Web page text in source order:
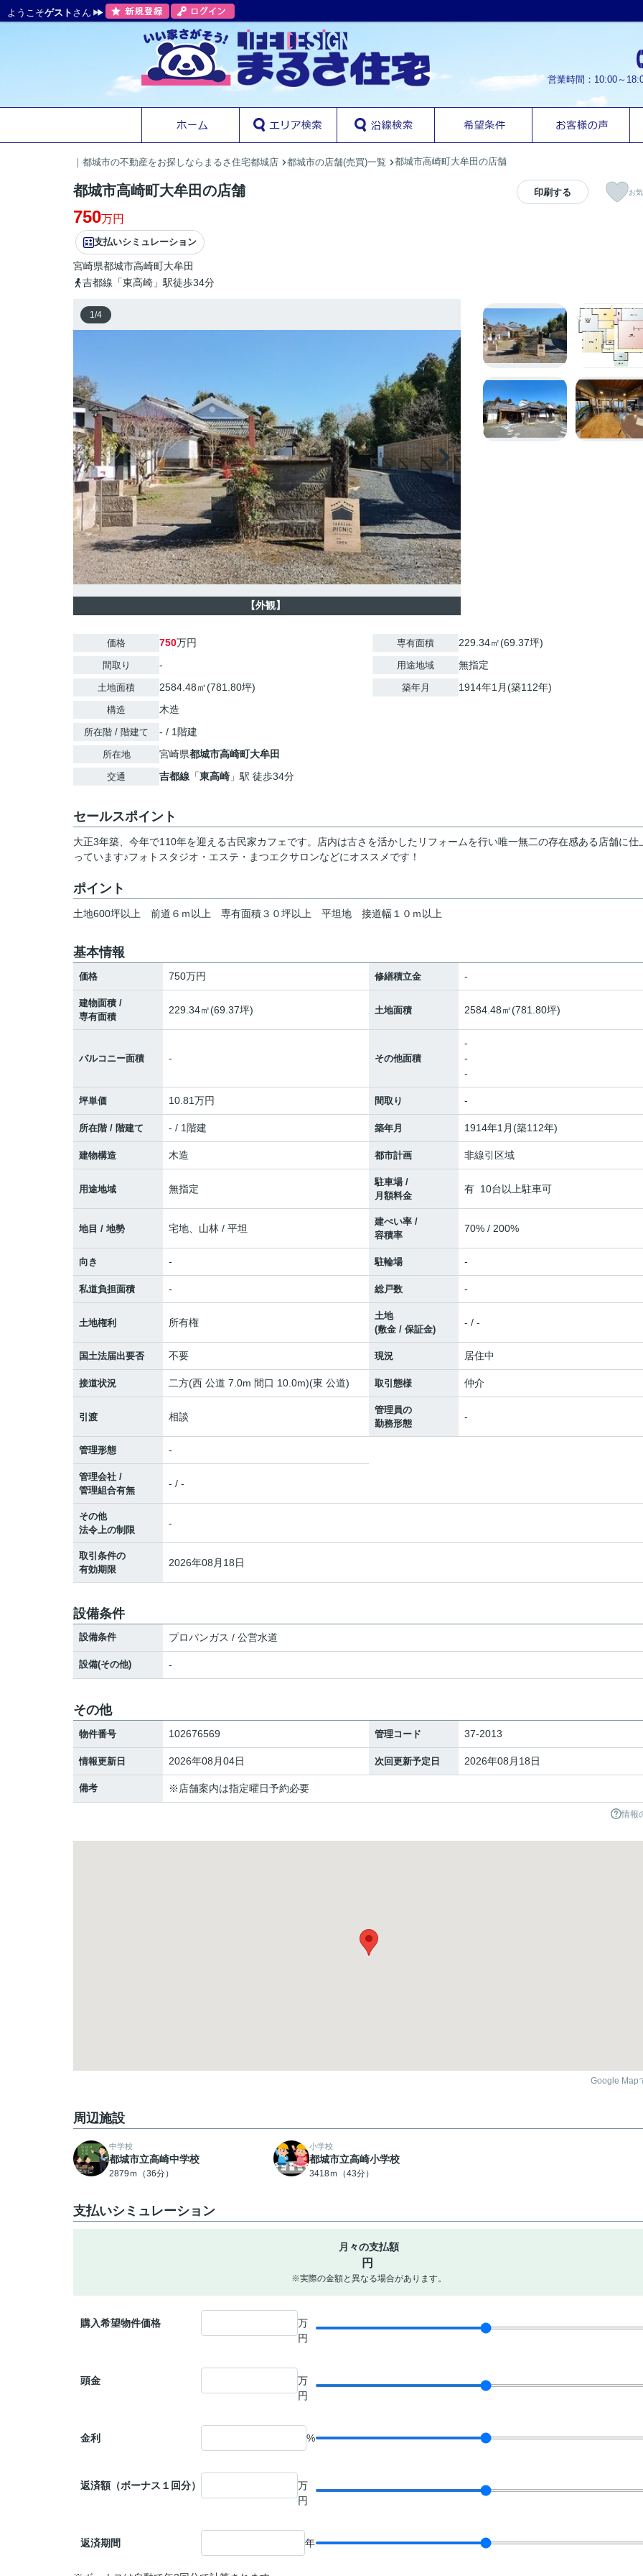
ようこそゲスト さん
営業時間：10:00～
｜都城市の不動産をお探しならまるさ住宅都城店 都城市の店舗(売買)一覧 都城市高崎町大牟田の店舗
都城市高崎町大牟田の店舗
750万円
支払いシミュレーション
宮崎県都城市高崎町大牟田
吉都線「東高崎」駅徒歩34分
印刷する お
1/4
【外観】
価格 750万円
間取り -
土地面積 2584.48㎡(781.80坪)
構造 木造
所在階 / 階建て - / 1階建
所在地 宮崎県都城市高崎町大牟田
交通 吉都線 「東高崎 」駅 徒歩34分
専有面積 229.34㎡(69.37坪)
用途地域 無指定
築年月 1914年1月(築112年)
セールスポイント
大正3年築、今年で110年を迎える古民家カフェです。店内は古さを活かしたリフォームを行い唯一無二の存在感ある店舗に仕
っています♪フォトスタジオ・エステ・まつエクサロンなどにオススメです！
ポイント
土地600坪以上 前道６ｍ以上 専有面積３０坪以上 平坦地 接道幅１０ｍ以上
基本情報
価格 750万円 修繕積立金 -
建物面積 /
専有面積
229.34㎡(69.37坪) 土地面積 2584.48㎡(781.80坪)
バルコニー面積 - その他面積
-
-
-
坪単価 10.81万円 間取り -
所在階 / 階建て - / 1階建 築年月 1914年1月(築112年)
建物構造 木造 都市計画 非線引区域
用途地域 無指定
駐車場 /
月額料金
有 10台以上駐車可
地目 / 地勢 宅地、山林 / 平坦
建ぺい率 /
容積率
70% / 200%
向き - 駐輪場 -
私道負担面積 - 総戸数 -
土地権利 所有権
土地
(敷金 / 保証金)
- / -
国土法届出要否 不要 現況 居住中
接道状況 二方(西 公道 7.0m 間口 10.0m)(東 公道) 取引態様 仲介
引渡 相談
管理員の
勤務形態
-
管理形態 -
管理会社 /
管理組合有無
- / -
その他
法令上の制限
-
取引条件の
有効期限
2026年08月18日
設備条件
設備条件 プロパンガス / 公営水道
設備(その他) -
その他
物件番号 102676569 管理コード 37-2013
情報更新日 2026年08月04日 次回更新予定日 2026年08月18日
備考 ※店舗案内は指定曜日予約必要
情報
Google Map
周辺施設
中学校
都城市立高崎中学校
2879ｍ（36分）
小学校
都城市立高崎小学校
3418ｍ（43分）
支払いシミュレーション
月々の支払額
円
※実際の金額と異なる場合があります。
購入希望物件価格
万
円
頭金
万
円
金利 %
返済額（ボーナス１回分）
万
円
返済期間 年